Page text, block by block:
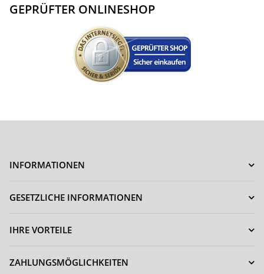
GEPRÜFTER ONLINESHOP
INFORMATIONEN
GESETZLICHE INFORMATIONEN
IHRE VORTEILE
ZAHLUNGSMÖGLICHKEITEN